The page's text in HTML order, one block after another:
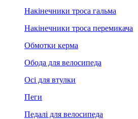
Накінечники троса гальма
Накінечники троса перемикача
Обмотки керма
Обода для велосипеда
Осі для втулки
Пеги
Педалі для велосипеда